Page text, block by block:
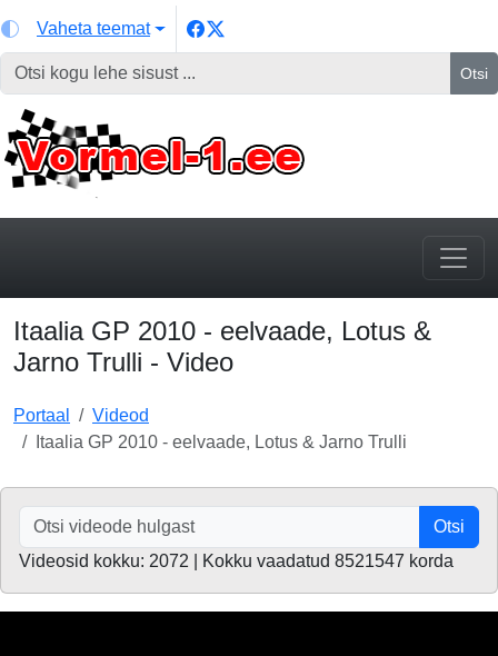
Vaheta teemat
Otsi
Itaalia GP 2010 - eelvaade, Lotus &
Jarno Trulli - Video
Portaal
Videod
Itaalia GP 2010 - eelvaade, Lotus & Jarno Trulli
Otsi
Videosid kokku: 2072 | Kokku vaadatud 8521547 korda